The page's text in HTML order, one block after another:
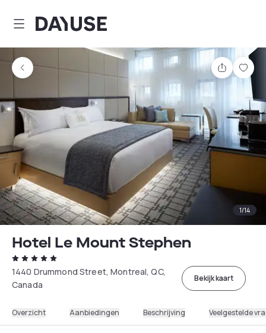
Dayuse
Delen
1/14
Hotel Le Mount Stephen
1440 Drummond Street, Montreal, QC,
Canada
Bekijk kaart
Overzicht Aanbiedingen Beschrijving Veelgestelde